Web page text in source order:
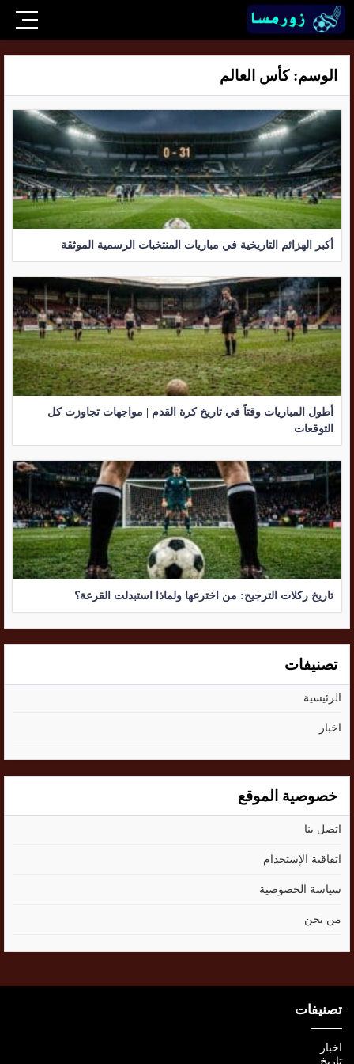
الوسم:كأس العالم
أكبر الهزائم التاريخية في مباريات المنتخبات الرسمية الموثقة
أطول المباريات وقتاً في تاريخ كرة القدم | مواجهات تجاوزت كل
التوقعات
تاريخ ركلات الترجيح: من اخترعها ولماذا استبدلت القرعة؟
تصنيفات
الرئيسية
اخبار
خصوصية الموقع
اتصل بنا
اتفاقية الإستخدام
سياسة الخصوصية
من نحن
تصنيفات
اخبار
تاريخ